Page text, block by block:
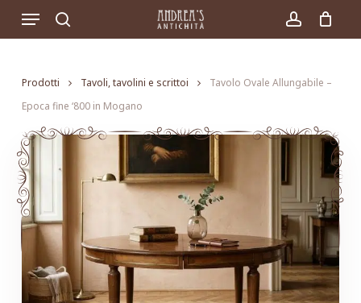
search account
Menu
Prodotti Tavoli, tavolini e scrittoi
Tavolo Ovale Allungabile –
Epoca fine ‘800 in Mogano